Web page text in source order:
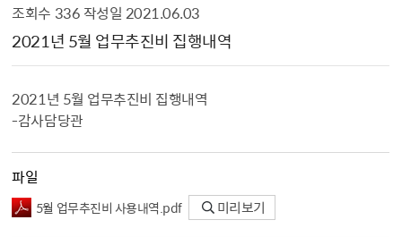
조회수 336 작성일 2021.06.03
2021년 5월 업무추진비 집행내역
2021년 5월 업무추진비 집행내역
-감사담당관
파일
5월 업무추진비 사용내역.pdf 미리보기